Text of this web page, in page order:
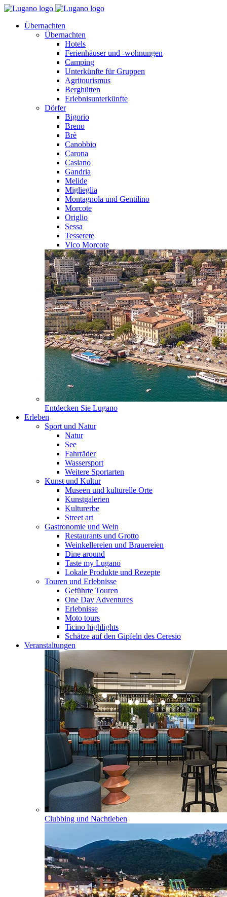
Übernachten
Übernachten
Hotels
Ferienhäuser und -wohnungen
Camping
Unterkünfte für Gruppen
Agritourismus
Berghütten
Erlebnisunterkünfte
Dörfer
Bigorio
Breno
Brè
Canobbio
Carona
Caslano
Gandria
Melide
Miglieglia
Montagnola und Gentilino
Morcote
Origlio
Sessa
Tesserete
Vico Morcote
Entdecken Sie Lugano
Erleben
Sport und Natur
Natur
See
Fahrräder
Wassersport
Weitere Sportarten
Kunst und Kultur
Museen und kulturelle Orte
Kunstgalerien
Kulturerbe
Street art
Gastronomie und Wein
Restaurants und Grotto
Weinkellereien und Brauereien
Dine around
Taste my Lugano
Lokale Produkte und Rezepte
Touren und Erlebnisse
Geführte Touren
One Day Adventures
Erlebnisse
Moto tours
Ticino highlights
Schätze auf den Gipfeln des Ceresio
Veranstaltungen
Clubbing und Nachtleben